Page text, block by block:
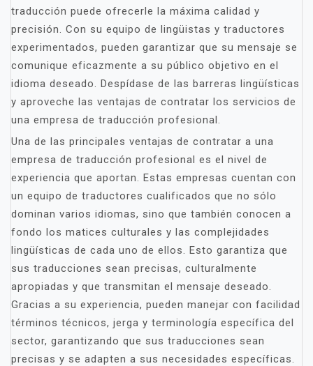
traducción puede ofrecerle la máxima calidad y
precisión. Con su equipo de lingüistas y traductores
experimentados, pueden garantizar que su mensaje se
comunique eficazmente a su público objetivo en el
idioma deseado. Despídase de las barreras lingüísticas
y aproveche las ventajas de contratar los servicios de
una empresa de traducción profesional.
Una de las principales ventajas de contratar a una
empresa de traducción profesional es el nivel de
experiencia que aportan. Estas empresas cuentan con
un equipo de traductores cualificados que no sólo
dominan varios idiomas, sino que también conocen a
fondo los matices culturales y las complejidades
lingüísticas de cada uno de ellos. Esto garantiza que
sus traducciones sean precisas, culturalmente
apropiadas y que transmitan el mensaje deseado.
Gracias a su experiencia, pueden manejar con facilidad
términos técnicos, jerga y terminología específica del
sector, garantizando que sus traducciones sean
precisas y se adapten a sus necesidades específicas.